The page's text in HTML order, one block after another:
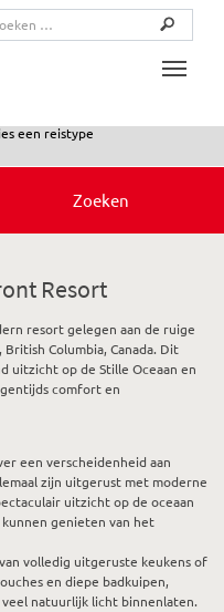
Resort
resort gelegen aan de ruige
Columbia, Canada. Dit
uitzicht op de Stille Oceaan en
comfort en
een verscheidenheid aan
zijn uitgerust met moderne
uitzicht op de oceaan
genieten van het
volledig uitgeruste keukens of
en diepe badkuipen,
natuurlijk licht binnenlaten.